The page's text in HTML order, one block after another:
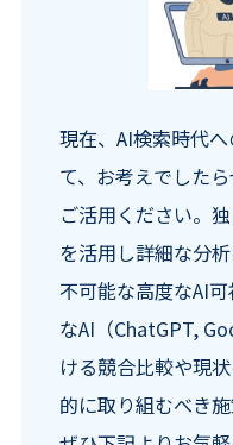
現在、AI検索時代
て、お考えでした
ご活用ください。
を活用し詳細な分
不可能な高度なAI
なAI（ChatGPT,
ける競合比較や現
的に取り組むべき